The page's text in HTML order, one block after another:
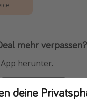
mehr verpassen?
herunter.
deine